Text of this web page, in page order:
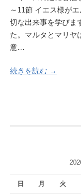
～11節 イエス様が
切な出来事を学びま
た。マルタとマリヤ
意…
続きを読む →
日 月 火